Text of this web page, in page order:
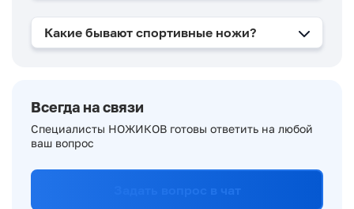
Какие бывают спортивные ножи?
Всегда на связи
Специалисты НОЖИКОВ готовы ответить на любой
ваш вопрос